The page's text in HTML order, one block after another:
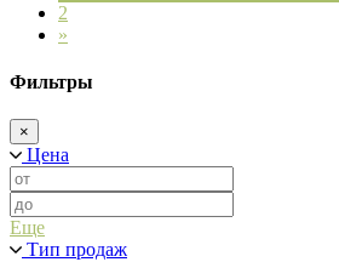
2
»
Фильтры
×
Цена
Еще
Тип продаж